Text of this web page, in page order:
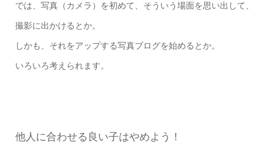
では、写真（カメラ）を初めて、そういう場面を思い出して、
撮影に出かけるとか。
しかも、それをアップする写真ブログを始めるとか。
いろいろ考えられます。
他人に合わせる良い子はやめよう！